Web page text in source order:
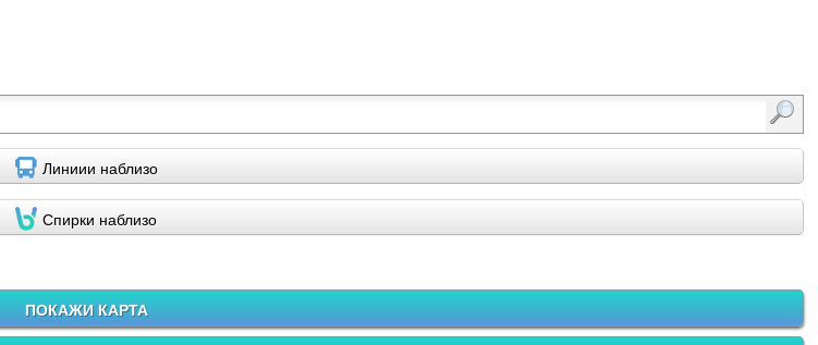
Линиии наблизо
Спирки наблизо
ПОКАЖИ КАРТА